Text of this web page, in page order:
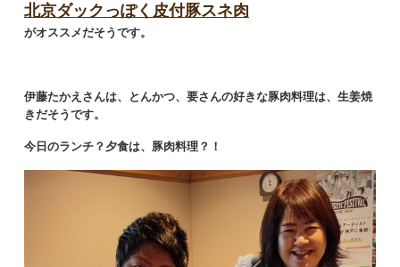
北京ダックっぽく皮付豚スネ肉
がオススメだそうです。
伊藤たかえさんは、とんかつ、要さんの好きな豚肉料理は、生姜焼
きだそうです。
今日のランチ？夕食は、豚肉料理？！